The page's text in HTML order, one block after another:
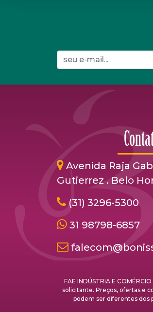
Avenida Raja
Gutierrez . Belo
(31) 3296-5300
31 98798-6857
FAE INDÚSTRIA E
solicitante. Preços, ofertas e
podem ser diferentes dos